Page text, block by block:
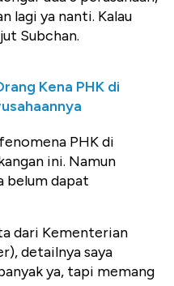
lagi ya nanti. Kalau
Subchan.
Kena PHK di
PHK di
ini. Namun
belum dapat
dari Kementerian
detailnya saya
ya, tapi memang